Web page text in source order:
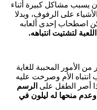
يسبب مشاكل كبيرة أثناء
على الرفوف، وبدلا
اصطحاب إحدى ألعابه
لتشتيت انتباهه.
الأمور المحببة للغاية
الأم وصرخت عليه
أصر الطفل على الرسم
وعدم منحها له ليلون في